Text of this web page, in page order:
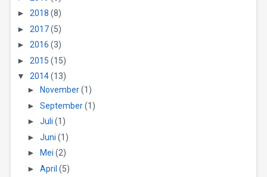
► 2018 (8)
► 2017(5)
► 2016 (3)
► 2015 (15)
▼
2014(13)
►
November (1)
► September (1)
► Juli (1)
► Juni (1)
►
Mei (2)
► April (5)